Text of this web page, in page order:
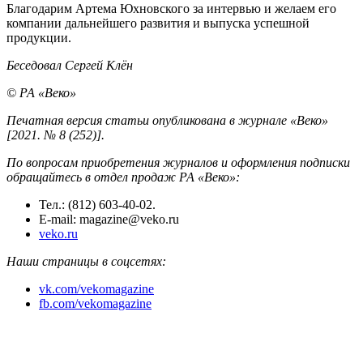
Благодарим Артема Юхновского за интервью и желаем его
компании дальнейшего развития и выпуска успешной
продукции.
Беседовал Сергей Клён
© РА «Веко»
Печатная версия статьи опубликована в журнале «Веко»
[2021. № 8 (252)].
По вопросам приобретения журналов и оформления подписки
обращайтесь в отдел продаж РА «Веко»:
Тел.: (812) 603-40-02.
E-mail: magazine@veko.ru
veko.ru
Наши страницы в соцсетях:
vk.com/vekomagazine
fb.com/vekomagazine